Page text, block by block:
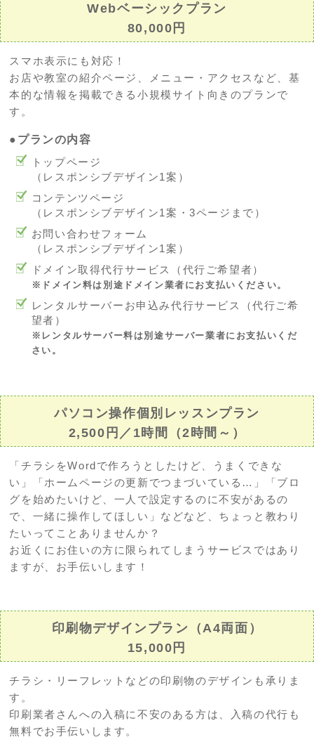
Webベーシックプラン
80,000円
スマホ表示にも対応！
お店や教室の紹介ページ、メニュー・アクセスなど、基
本的な情報を掲載できる小規模サイト向きのプランで
す。
●プランの内容
トップページ
（レスポンシブデザイン1案）
コンテンツページ
（レスポンシブデザイン1案・3ページまで）
お問い合わせフォーム
（レスポンシブデザイン1案）
ドメイン取得代行サービス（代行ご希望者）
※ドメイン料は別途ドメイン業者にお支払いください。
レンタルサーバーお申込み代行サービス（代行ご希
望者）
※レンタルサーバー料は別途サーバー業者にお支払いくだ
さい。
パソコン操作個別レッスンプラン
2,500円／1時間（2時間～）
「チラシをWordで作ろうとしたけど、うまくできな
い」「ホームページの更新でつまづいている…」「ブロ
グを始めたいけど、一人で設定するのに不安があるの
で、一緒に操作してほしい」などなど、ちょっと教わり
たいってことありませんか？
お近くにお住いの方に限られてしまうサービスではあり
ますが、お手伝いします！
印刷物デザインプラン（A4両面）
15,000円
チラシ・リーフレットなどの印刷物のデザインも承りま
す。
印刷業者さんへの入稿に不安のある方は、入稿の代行も
無料でお手伝いします。